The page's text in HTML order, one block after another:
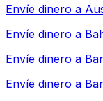
Envíe dinero a
Envíe dinero a
Envíe dinero a
Envíe dinero a